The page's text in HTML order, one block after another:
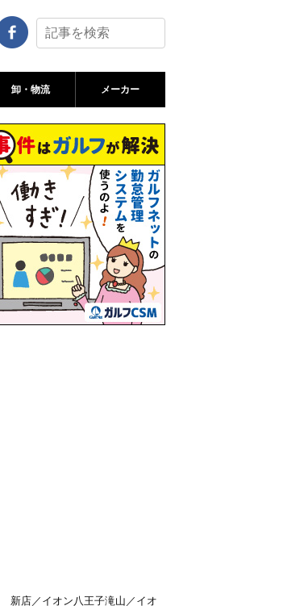
卸・物流 メーカー
新店／イオン八王子滝山／イオ